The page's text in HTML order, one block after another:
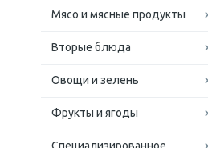
Мясо и мясные продукты
Вторые блюда
Овощи и зелень
Фрукты и ягоды